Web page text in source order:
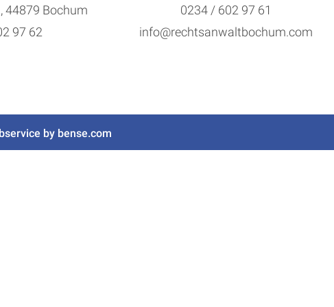
44879 Bochum
97 62
0234 / 602 97 61
info@rechtsanwaltbochum.com
by bense.com